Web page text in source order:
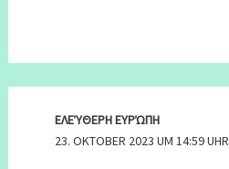
ΕΛΕΎΘΕΡΗ ΕΥΡΏΠΗ
23. OKTOBER 2023 UM 14:59 UHR